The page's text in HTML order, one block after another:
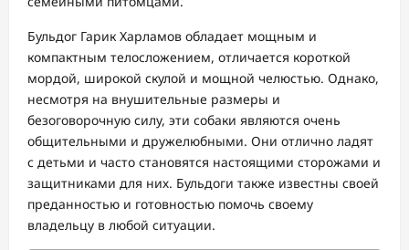
Бульдог Гарик Харламов обладает мощным и
компактным телосложением, отличается короткой
мордой, широкой скулой и мощной челюстью. Однако,
несмотря на внушительные размеры и
безоговорочную силу, эти собаки являются очень
общительными и дружелюбными. Они отлично ладят
с детьми и часто становятся настоящими сторожами и
защитниками для них. Бульдоги также известны своей
преданностью и готовностью помочь своему
владельцу в любой ситуации.